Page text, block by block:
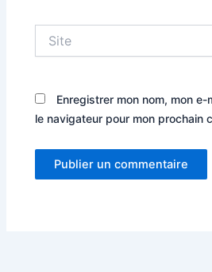
Enregistrer mon nom, mon
le navigateur pour mon prochain